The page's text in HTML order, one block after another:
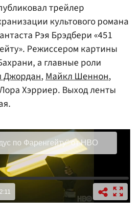
трейлер
культового романа
Рэя Брэдбери «451
Режиссером картины
а главные роли
Джордан,Майкл Шеннон,
Хэрриер. Выход ленты